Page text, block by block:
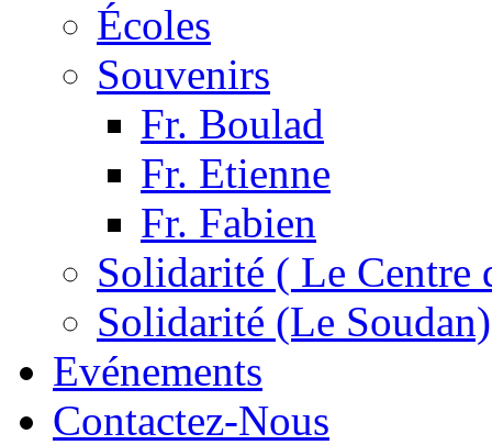
Écoles
Souvenirs
Fr. Boulad
Fr. Etienne
Fr. Fabien
Solidarité ( Le Centre
Solidarité (Le Soudan)
Evénements
Contactez-Nous